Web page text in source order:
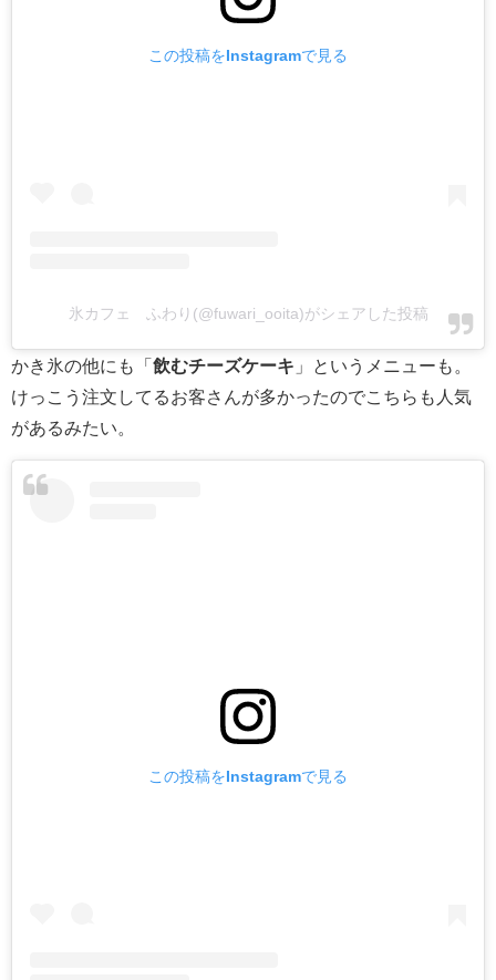
この投稿をInstagramで見る
氷カフェ ふわり(@fuwari_ooita)がシェアした投稿
かき氷の他にも「 飲むチーズケーキ 」というメニューも。
けっこう注文してるお客さんが多かったのでこちらも人気
があるみたい。
この投稿をInstagramで見る